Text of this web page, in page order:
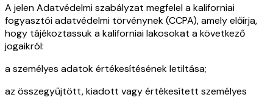
A jelen Adatvédelmi szabályzat megfelel a kaliforniai
fogyasztói adatvédelmi törvénynek (CCPA), amely előírja,
hogy tájékoztassuk a kaliforniai lakosokat a következő
jogaikról:
a személyes adatok értékesítésének letiltása;
az összegyűjtött, kiadott vagy értékesített személyes